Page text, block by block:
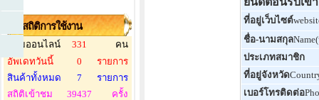
สถิติการใช้งาน
ผู้ชมออนไลน์ 331
คน
อัพเดทวันนี้
0
รายการ
สินค้าทั้งหมด
7
รายการ
สถิติเข้าชม
39437
ครั้ง
ที่อยู่เว็บไซต์
ชื่อ-นามสกุล
ประเภทสมาชิก
ที่อยู่จังหวัด
เบอร์โทรติดต่อ